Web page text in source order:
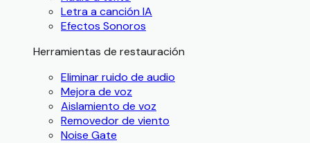
Letra a canción IA
Efectos Sonoros
Herramientas de restauración
Eliminar ruido de audio
Mejora de voz
Aislamiento de voz
Removedor de viento
Noise Gate